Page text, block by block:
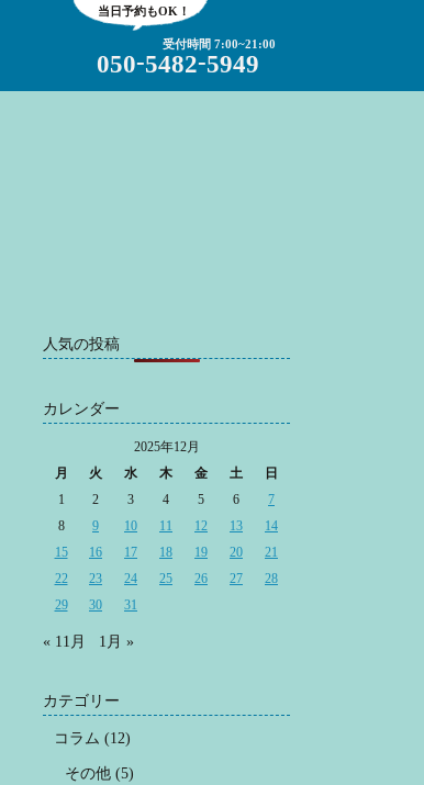
当日予約もOK！
受付時間 7:00~21:00
050-5482-5949
人気の投稿
カレンダー
2025年12月
月
火 水 木 金 土
日
1
2 3 4 5 6
7
8
9 10 11 12 13
14
15
16 17 18 19 20
21
22
23 24 25 26 27
28
29
30 31
« 11月 1月 »
カテゴリー
コラム (12)
その他 (5)